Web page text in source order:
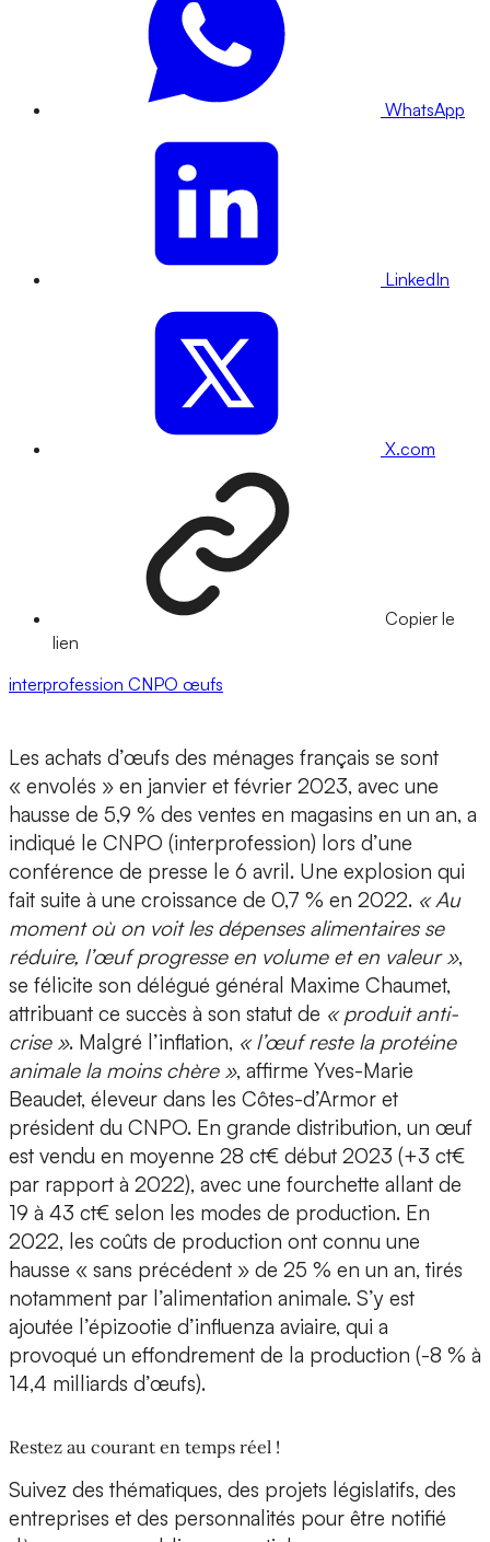
WhatsApp
LinkedIn
X.com
Copier le
lien
interprofession CNPO œufs
Les achats d’œufs des ménages français se sont
« envolés » en janvier et février 2023, avec une
hausse de 5,9 % des ventes en magasins en un an, a
indiqué le CNPO (interprofession) lors d’une
conférence de presse le 6 avril. Une explosion qui
fait suite à une croissance de 0,7 % en 2022. « Au
moment où on voit les dépenses alimentaires se
réduire, l’œuf progresse en volume et en valeur »,
se félicite son délégué général Maxime Chaumet,
attribuant ce succès à son statut de « produit anti-
crise ». Malgré l’inflation, « l’œuf reste la protéine
animale la moins chère », affirme Yves-Marie
Beaudet, éleveur dans les Côtes-d’Armor et
président du CNPO. En grande distribution, un œuf
est vendu en moyenne 28 ct€ début 2023 (+3 ct€
par rapport à 2022), avec une fourchette allant de
19 à 43 ct€ selon les modes de production. En
2022, les coûts de production ont connu une
hausse « sans précédent » de 25 % en un an, tirés
notamment par l’alimentation animale. S’y est
ajoutée l’épizootie d’influenza aviaire, qui a
provoqué un effondrement de la production (-8 % à
14,4 milliards d’œufs).
Restez au courant en temps réel !
Suivez des thématiques, des projets législatifs, des
entreprises et des personnalités pour être notifié